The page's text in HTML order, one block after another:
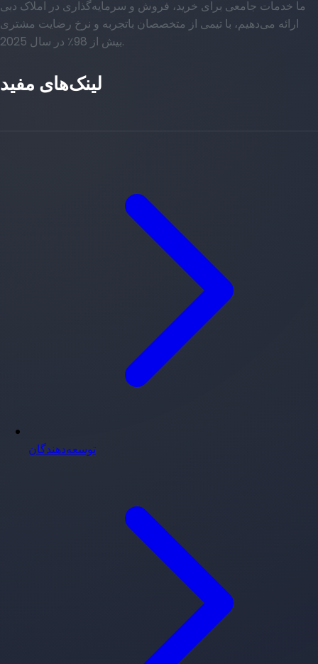
ما خدمات جامعی برای خرید، فروش و سرمایه‌گذاری در املاک دبی
ارائه می‌دهیم، با تیمی از متخصصان باتجربه و نرخ رضایت مشتری
بیش از 98٪ در سال 2025.
لینک‌های مفید
توسعه‌دهندگان